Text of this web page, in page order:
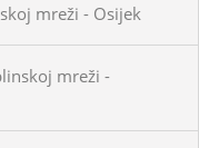
mreži - Osijek
mreži -